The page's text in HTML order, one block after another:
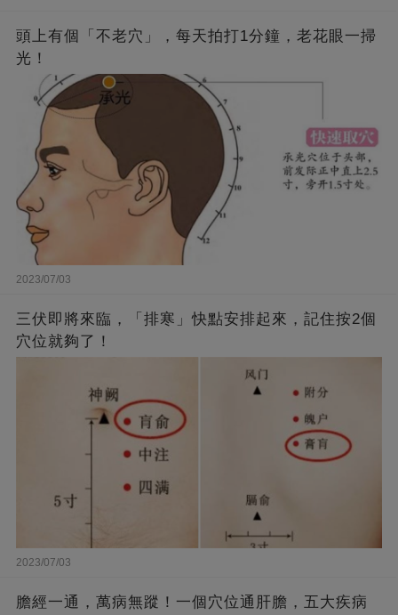
頭上有個「不老穴」，每天拍打1分鐘，老花眼一掃
光！
2023/07/03
三伏即將來臨，「排寒」快點安排起來，記住按2個
穴位就夠了！
2023/07/03
膽經一通，萬病無蹤！一個穴位通肝膽，五大疾病